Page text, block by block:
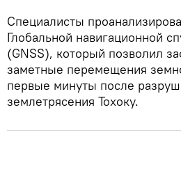
Специалисты
Глобальной навигационной
(GNSS), который позволил
заметные перемещения
первые минуты после
землетрясения Тохоку.